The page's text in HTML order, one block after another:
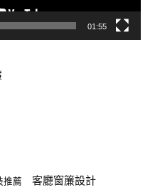
01:55
推薦 客廳窗簾設計